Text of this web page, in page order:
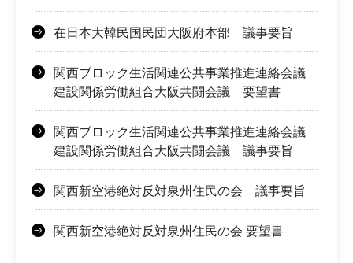
在日本大韓民国民団大阪府本部 議事要旨
関西ブロック生活関連公共事業推進連絡会議
建設関係労働組合大阪共闘会議 要望書
関西ブロック生活関連公共事業推進連絡会議
建設関係労働組合大阪共闘会議 議事要旨
関西新空港絶対反対泉州住民の会 議事要旨
関西新空港絶対反対泉州住民の会 要望書